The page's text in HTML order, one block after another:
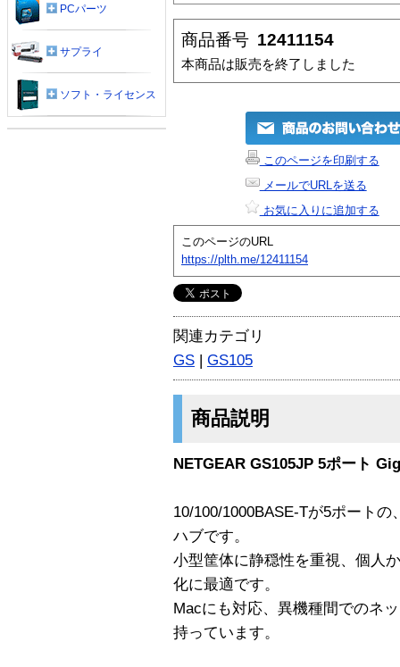
商品番号 12411154
本商品は販売を終了しました
このページを印刷する
メールでURLを送る
お気に入りに追加する
このページのURL
https://plth.me/12411154
関連カテゴリ
GS | GS105
商品説明
NETGEAR GS105JP 5ポート
10/100/1000BASE-Tが5ポート
ハブです。
小型筐体に静穏性を重視、個人
化に最適です。
Macにも対応、異機種間でのネ
持っています。
PCパーツ
サプライ
ソフト・ライセンス